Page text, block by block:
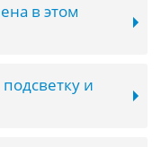
в этом
и